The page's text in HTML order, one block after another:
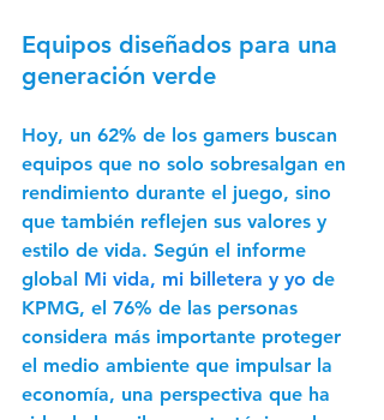
Equipos diseñados para una
generación verde
Hoy, un 62% de los gamers buscan
equipos que no solo sobresalgan en
rendimiento durante el juego, sino
que también reflejen sus valores y
estilo de vida. Según el informe
global Mi vida, mi billetera y yo de
KPMG, el 76% de las personas
considera más importante proteger
el medio ambiente que impulsar la
economía, una perspectiva que ha